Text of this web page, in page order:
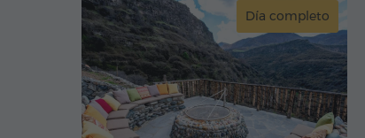
Día completo